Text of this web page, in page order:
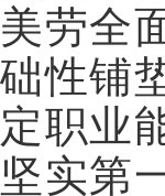
美劳全
础性铺
定职业
坚实第